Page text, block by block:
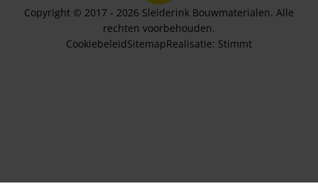
Copyright © 2017 - 2026 Sleiderink Bouwmaterialen. Alle
rechten voorbehouden.
CookiebeleidSitemapRealisatie: Stimmt